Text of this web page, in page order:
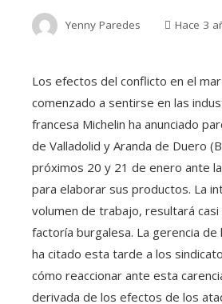
Yenny Paredes Hace 3
Los efectos del conflicto en el
comenzado a sentirse en las
francesa Michelin ha anunciado
de Valladolid y Aranda de Duero
próximos 20 y 21 de enero ante
para elaborar sus productos. La
volumen de trabajo, resultará casi
factoría burgalesa. La gerencia de
ha citado esta tarde a los
cómo reaccionar ante esta
derivada de los efectos de los